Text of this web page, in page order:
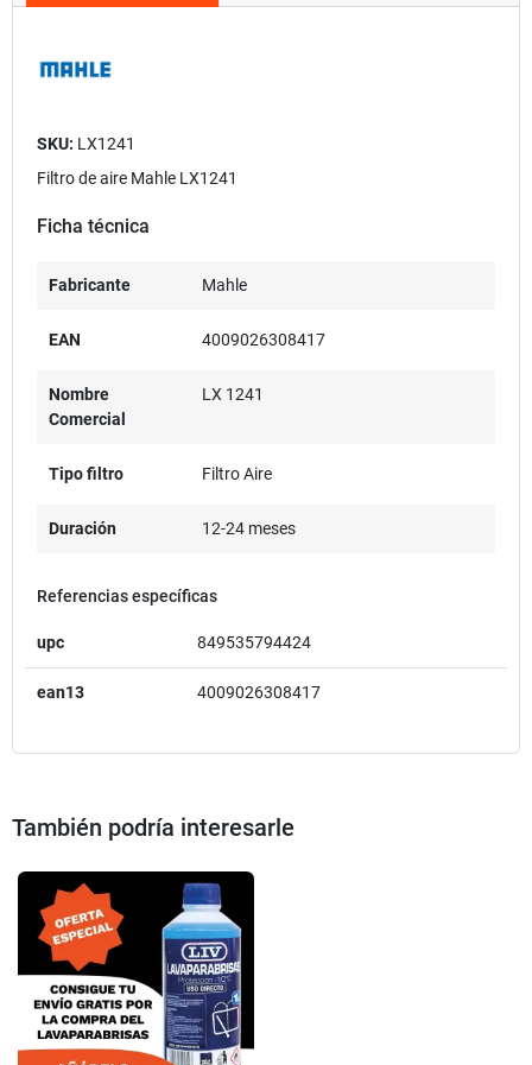
SKU: LX1241
Filtro de aire Mahle LX1241
Ficha técnica
Fabricante Mahle
EAN 4009026308417
Nombre
Comercial
LX 1241
Tipo filtro Filtro Aire
Duración 12-24 meses
Referencias específicas
upc 849535794424
ean13 4009026308417
También podría interesarle